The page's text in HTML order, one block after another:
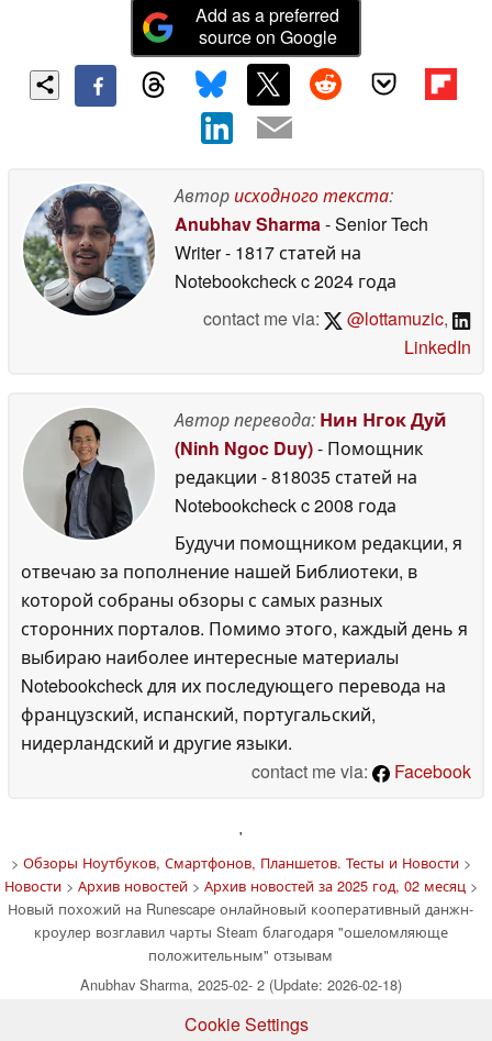
Add as a preferred
source on Google
Авторисходного текста:
Anubhav Sharma- Senior Tech
Writer- 1817 статей на
Notebookcheckc 2024 года
contact me via:
@lottamuzic,
LinkedIn
Автор перевода: Нин Нгок Дуй
(Ninh Ngoc Duy)- Помощник
редакции - 818035 статей на
Notebookcheckc 2008 года
Будучи помощником редакции, я
отвечаю за пополнение нашей Библиотеки, в
которой собраны обзоры с самых разных
сторонних порталов. Помимо этого, каждый день я
выбираю наиболее интересные материалы
Notebookcheck для их последующего перевода на
французский, испанский, португальский,
нидерландский и другие языки.
contact me via:
Facebook
'
> Обзоры Ноутбуков, Смартфонов, Планшетов. Тесты и Новости>
Новости> Архив новостей> Архив новостей за 2025 год, 02 месяц>
Новый похожий на Runescape онлайновый кооперативный данжн-
кроулер возглавил чарты Steam благодаря "ошеломляюще
положительным" отзывам
Anubhav Sharma, 2025-02- 2 (Update: 2026-02-18)
Cookie Settings